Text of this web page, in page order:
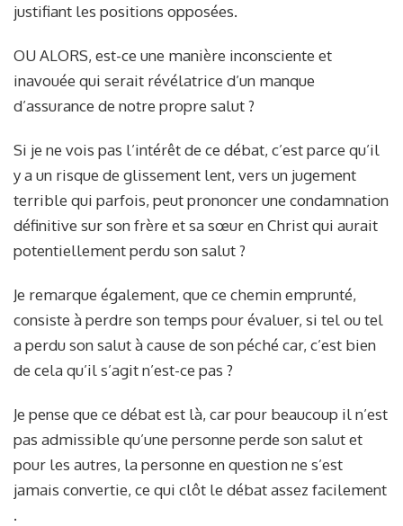
justifiant les positions opposées.
OU ALORS, est-ce une manière inconsciente et
inavouée qui serait révélatrice d’un manque
d’assurance de notre propre salut ?
Si je ne vois pas l’intérêt de ce débat, c’est parce qu’il
y a un risque de glissement lent, vers un jugement
terrible qui parfois, peut prononcer une condamnation
définitive sur son frère et sa sœur en Christ qui aurait
potentiellement perdu son salut ?
Je remarque également, que ce chemin emprunté,
consiste à perdre son temps pour évaluer, si tel ou tel
a perdu son salut à cause de son péché car, c’est bien
de cela qu’il s’agit n’est-ce pas ?
Je pense que ce débat est là, car pour beaucoup il n’est
pas admissible qu’une personne perde son salut et
pour les autres, la personne en question ne s’est
jamais convertie, ce qui clôt le débat assez facilement
.